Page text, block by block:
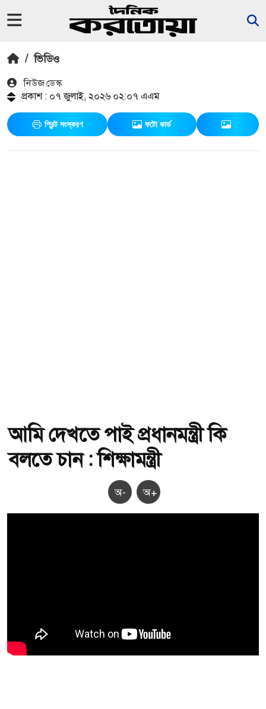
/ ভিডিও
নিউজ ডেস্ক
প্রকাশ : ০৭ জুলাই, ২০২৬ ০২:০৭ এএম
প্রিন্ট সংস্করণ ফটো কার্ড
আমি দেখতে পাই প্রধানমন্ত্রী কি
বলতে চান : শিক্ষামন্ত্রী
অ- অ+